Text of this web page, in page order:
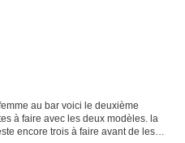
au bar voici le deuxième
à faire avec les deux modèles. la
encore trois à faire avant de les